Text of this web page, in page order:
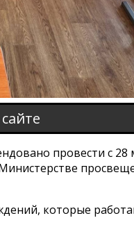
провести с 28
которые